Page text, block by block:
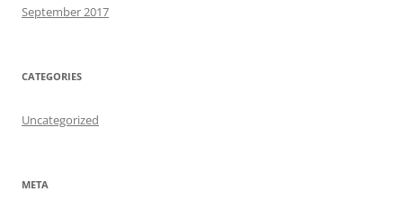
September 2017
CATEGORIES
Uncategorized
META